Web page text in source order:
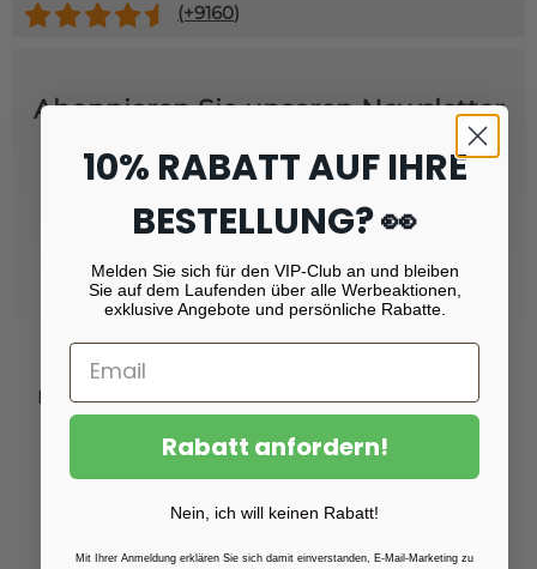
(+9160)
Abonnieren Sie unseren Newsletter
Rabatt von 10 %!
Produkte
Fotoabzüge
Fotovergrößerungen
Foto auf Plexiglas (Acrylglas)
Foto auf Aluminium
10% RABATT AUF IHRE
BESTELLUNG? 👀
Melden Sie sich für den VIP-Club an und bleiben
Sie auf dem Laufenden über alle Werbeaktionen,
exklusive Angebote und persönliche Rabatte.
Rabatt anfordern!
Nein, ich will keinen Rabatt!
Mit Ihrer Anmeldung erklären Sie sich damit einverstanden, E-Mail-Marketing zu